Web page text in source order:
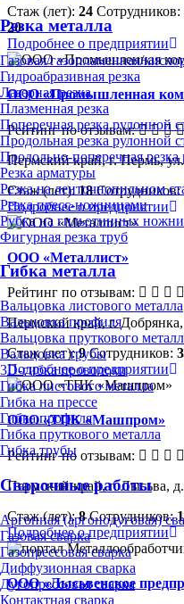
Резка металла
Газовая/газопламенная/
Гидроабразивная резка
Лазерная резка
Плазменная резка
Поперечная резка рулонной
Продольная резка рулонной
Продольно-поперечная резка
Резка арматуры
Резка на ленточнопильном
Резка пресс-ножницами
Рубка на гильотинных
Фигурная резка труб
Гибка металла
Вальцовка листового металла
Вальцовка профиля
Вальцовка пруткового
Вальцовка трубы
3D-гибка проволоки
Гибка листового металла
Гибка на прессе
Гибка профиля
Гибка пруткового металла
Гибка трубы
Сварочные работы
Аргонная (аргонодуговая)
Газовая сварка
Газопрессовая сварка
Диффузионная сварка
Дугопрессовая сварка
Контактная сварка
Стаж (лет): 24 Сотрудников:
20
Подробнее о предприятии
ООО «Промышленная
Рейтинг по отзывам:
Пермский край, г. Пермь,
Стаж (лет):18 Сотрудников:
Подробнее о предприятии
ООО «Металлист»
Рейтинг по отзывам:
Пермский край, г.
Стаж (лет):9 Сотрудников:
Подробнее о предприятии
ООО «ТПК «Машпром»
Рейтинг по отзывам:
Пермский край, г. Лысьва,
Стаж (лет):8 Сотрудников:
Подробнее о предприятии
ООО «Лысьвенское